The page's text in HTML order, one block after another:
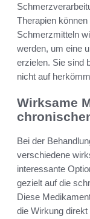
Therapien
Schmerzmitteln
werden, um eine
erzielen. Sie sind
nicht auf
Wirksame
Bei der
verschiedene
interessante
gezielt auf die
Diese
die Wirkung